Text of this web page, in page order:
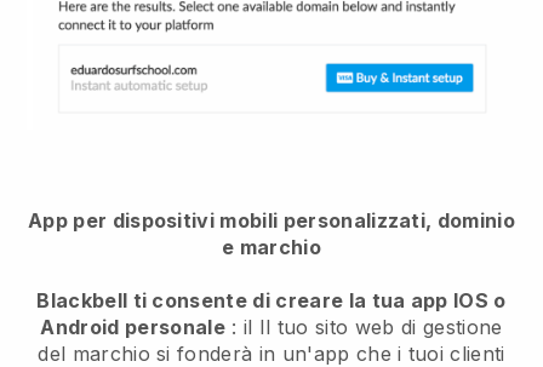
App per dispositivi mobili personalizzati, dominio
e marchio
Blackbell ti consente di creare la tua app IOS o
Android personale: il Il tuo sito web di gestione
del marchio si fonderà in un'app che i tuoi clienti